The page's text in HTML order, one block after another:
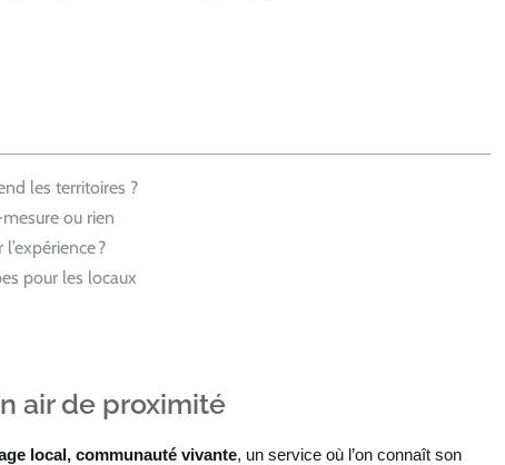
les territoires ?
ou rien
?
pour les locaux
air de proximité
local, communauté vivante, un service où l’on connaît son